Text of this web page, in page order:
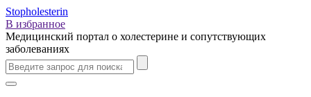
Stopholesterin
В избранное
Медицинский портал о холестерине и сопутствующих
заболеваниях